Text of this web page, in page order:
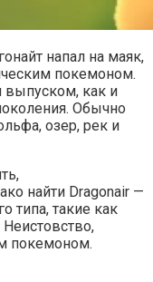
напал на маяк,
покемоном.
выпуском, как и
Обычно
озер, рек и
найти Dragonair —
типа, такие как
покемоном.